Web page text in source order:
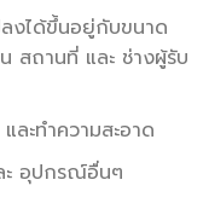
ลงได้ขึ้นอยู่กับขนาด
สถานที่ และ ช่างผู้รับ
ละทำความสะอาด
ะ อุปกรณ์อื่นๆ